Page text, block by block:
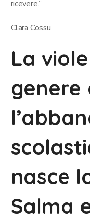
ricevere.”
Clara Cossu
La
genere
nasce
Salma